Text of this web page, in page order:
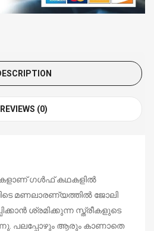
REVIEWS (0)
ഗള്‍ഫ് കഥകളില്‍
മണലാരണ്യത്തില്‍ ജോലി
ശ്രമിക്കുന്ന സ്ത്രീകളുടെ
പലപ്പോഴും ആരും കാണാതെ